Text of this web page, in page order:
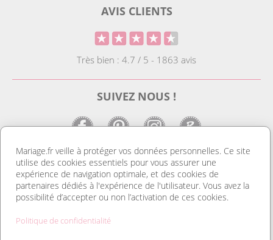
AVIS CLIENTS
Très bien : 4.7 / 5 - 1863 avis
SUIVEZ NOUS !
LE SITE DE LA DECO MARIAGE
Notre site est le spécialiste de la décoration mariage. Vous
trouverez des idées de déco pas cher ainsi que des housses de
marque place et de porte nom. Tout pour réussir une
Mariage.fr veille à protéger vos données personnelles. Ce site
utilise des cookies essentiels pour vous assurer une
expérience de navigation optimale, et des cookies de
partenaires dédiés à l'expérience de l'utilisateur. Vous avez la
possibilité d’accepter ou non l’activation de ces cookies.
Politique de confidentialité